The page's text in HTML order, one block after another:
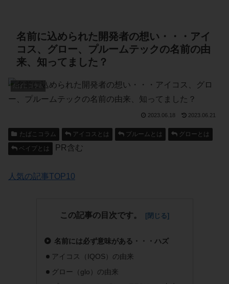
名前に込められた開発者の想い・・・アイ
コス、グロー、プルームテックの名前の由
来、知ってました？
たばこコラム
2023.06.18 2023.06.21
たばこコラム アイコスとは プルームとは
グローとは
ベイプとは
PR含む
人気の記事TOP10
この記事の目次です。
名前には必ず意味がある・・・ハズ
アイコス（IQOS）の由来
グロー（glo）の由来